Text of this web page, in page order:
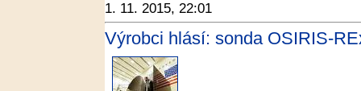
1. 11. 2015, 22:01
Výrobci hlásí: sonda OSIRIS-